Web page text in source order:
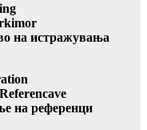
на истражувања
на референци